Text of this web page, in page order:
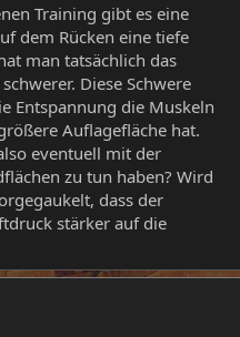
Training gibt es eine
dem Rücken eine tiefe
man tatsächlich das
Diese Schwere
Entspannung die Muskeln
Auflagefläche hat.
eventuell mit der
zu tun haben? Wird
dass der
stärker auf die